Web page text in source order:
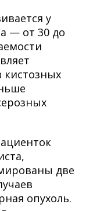
у
— от 30 до
кистозных
две
опухоль.